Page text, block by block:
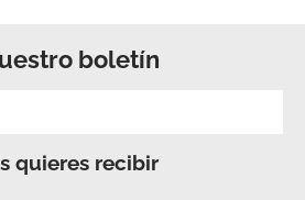
boletín
quieres recibir